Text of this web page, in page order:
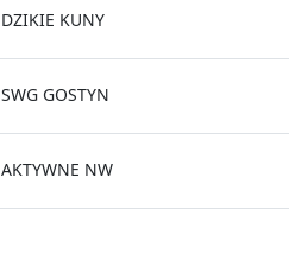
DZIKIE KUNY
SWG GOSTYN
AKTYWNE NW